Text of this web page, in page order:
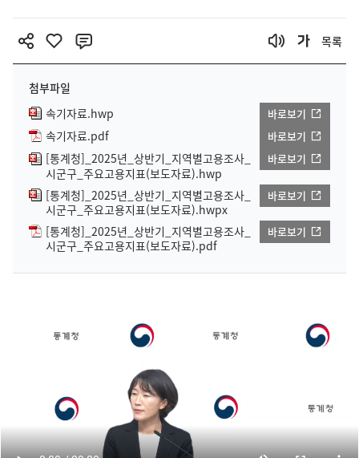
목록
첨부파일
속기자료.hwp
바로보기
속기자료.pdf 바로보기
[통계청]_2025년_상반기_지역별고용조사_
시군구_주요고용지표(보도자료).hwp
바로보기
[통계청]_2025년_상반기_지역별고용조사_
시군구_주요고용지표(보도자료).hwpx
바로보기
[통계청]_2025년_상반기_지역별고용조사_
시군구_주요고용지표(보도자료).pdf
바로보기